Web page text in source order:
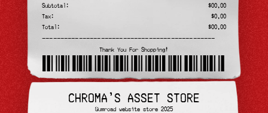
Subtotal:
$00.00
Tax:
$0.00
Total:
$00.00
———————————————————————————————————————————————
Thank You For Shopping!
chromaslab
CHROMA'S ASSET STORE
Gumroad website store 2025